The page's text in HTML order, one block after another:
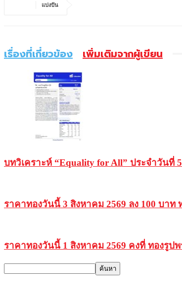
แบ่งปัน
เรื่องที่เกี่ยวข้อง เพิ่มเติมจากผู้เขียน
บทวิเคราะห์ “Equality for All” ประจำวันที่
ราคาทองวันนี้ 3 สิงหาคม 2569 ลง 100 บา
ราคาทองวันนี้ 1 สิงหาคม 2569 คงที่ ทองรูป